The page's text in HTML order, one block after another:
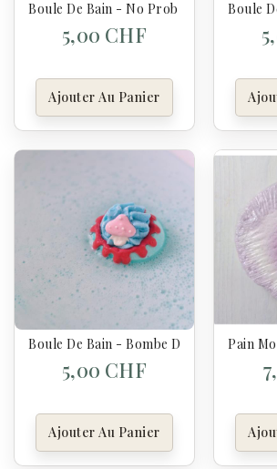
Boule De Bain - No Prob Llama Blaster
5,00 CHF
Ajouter Au Panier
Boule
Boule De Bain - Bombe De Bain Pixie
5,00 CHF
Ajouter Au Panier
Pain